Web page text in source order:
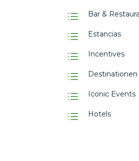
Bar &
Estancias
Incentives
Destinationen
Iconic Events
Hotels